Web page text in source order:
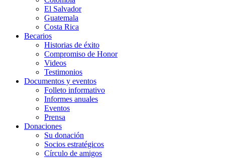
El Salvador
Guatemala
Costa Rica
Becarios
Historias de éxito
Compromiso de Honor
Videos
Testimonios
Documentos y eventos
Folleto informativo
Informes anuales
Eventos
Prensa
Donaciones
Su donación
Socios estratégicos
Círculo de amigos